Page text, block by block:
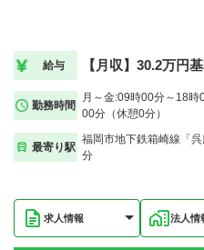
給与 【月収】30.2万円
勤務時間
月～金:09時00分～18
00分（休憩0分）
最寄り駅
福岡市地下鉄箱崎線「
分
求人情報 法人情